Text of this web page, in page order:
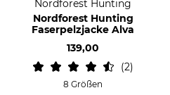
Nordforest Hunting
Nordforest Hunting
Faserpelzjacke Alva
139,00
2
8 Größen